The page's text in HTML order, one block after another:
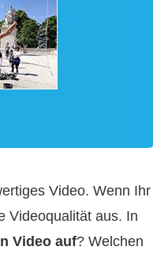
Video. Wenn Ihr
Videoqualität aus. In
Video auf? Welchen